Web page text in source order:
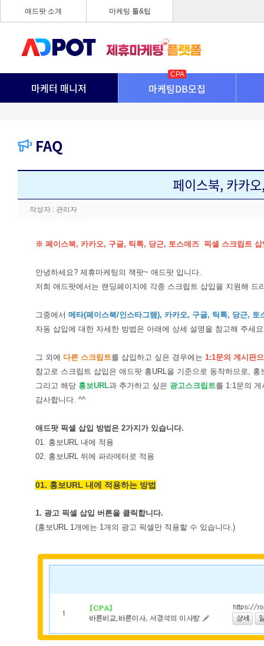
애드팟 소개 마케팅 툴&팁
마케터 매니저
CPA
마케팅DB모집
FAQ
페이스북, 카카
작성자 : 관리자
※ 페이스북, 카카오, 구글, 틱톡, 당근, 토스애즈 픽셀 스크립트 삽
안녕하세요? 제휴마케팅의 잭팟~ 애드팟 입니다.
저희 애드팟에서는 랜딩페이지에 각종 스크립트 삽입을 지원해 드
그중에서 메타(페이스북/인스타그램), 카카오, 구글, 틱톡, 당근,
자동 삽입에 대한 자세한 방법은 아래에 상세 설명을 참고해 주세
그 외에 다른 스크립트를 삽입하고 싶은 경우에는 1:1문의 게시판
참고로 스크립트 삽입은 애드팟 홍URL을 기준으로 동작하므로,
그리고 해당 홍보URL과 추가하고 싶은 광고스크립트를 1:1문의
감사합니다. ^^
애드팟 픽셀 삽입 방법은 2가지가 있습니다.
01. 홍보URL 내에 적용
02. 홍보URL 뒤에 파라메터로 적용
01. 홍보URL 내에 적용하는 방법
1. 광고 픽셀 삽입 버튼을 클릭합니다.
(홍보URL 1개에는 1개의 광고 픽셀만 적용할 수 있습니다.)